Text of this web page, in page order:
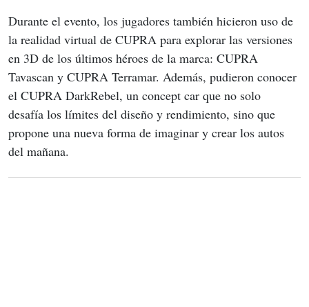
Durante el evento, los jugadores también hicieron uso de
la realidad virtual de CUPRA para explorar las versiones
en 3D de los últimos héroes de la marca: CUPRA
Tavascan y CUPRA Terramar. Además, pudieron conocer
el CUPRA DarkRebel, un concept car que no solo
desafía los límites del diseño y rendimiento, sino que
propone una nueva forma de imaginar y crear los autos
del mañana.